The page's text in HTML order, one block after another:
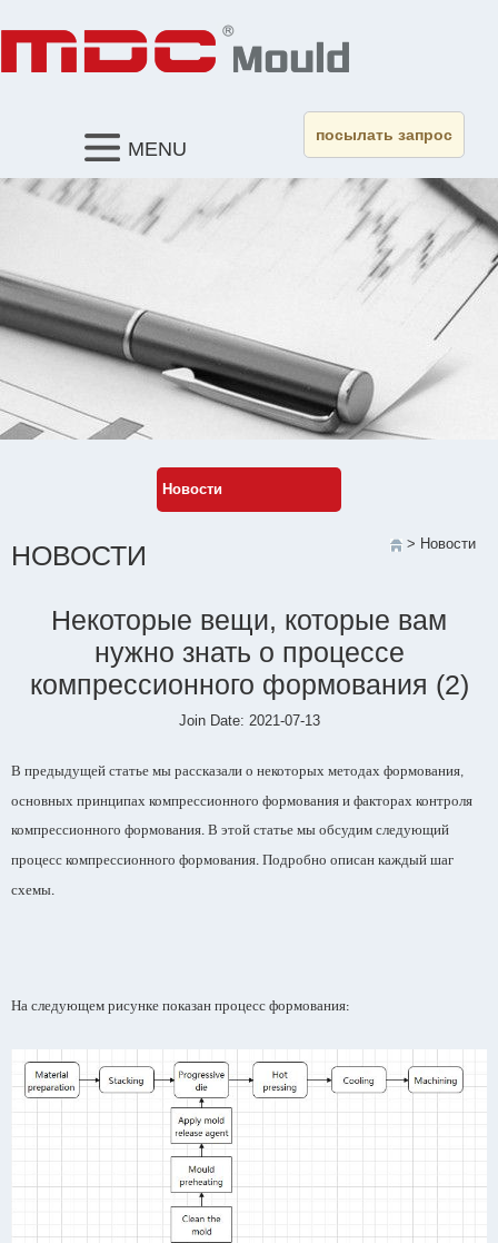
посылать запрос
MENU
Новости
НОВОСТИ > Новости
Некоторые вещи, которые вам
нужно знать о процессе
компрессионного формования (2)
Join Date: 2021-07-13
В предыдущей статье мы рассказали о некоторых методах формования,
основных принципах компрессионного формования и факторах контроля
компрессионного формования. В этой статье мы обсудим следующий
процесс компрессионного формования. Подробно описан каждый шаг
схемы.
На следующем рисунке показан процесс формования: